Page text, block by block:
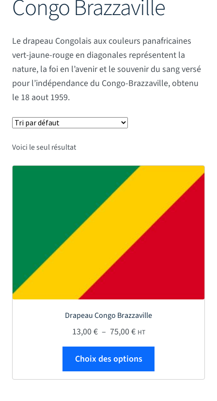
Mâts
Congo Brazzaville
Le drapeau Congolais aux couleurs panafricaines
vert-jaune-rouge en diagonales représentent la
nature, la foi en l’avenir et le souvenir du sang versé
pour l’indépendance du Congo-Brazzaville, obtenu
le 18 aout 1959.
Voici le seul résultat
Drapeau Congo Brazzaville
13,00€ – 75,00€Plage de prix : 13,00 €
HT
Choix des options